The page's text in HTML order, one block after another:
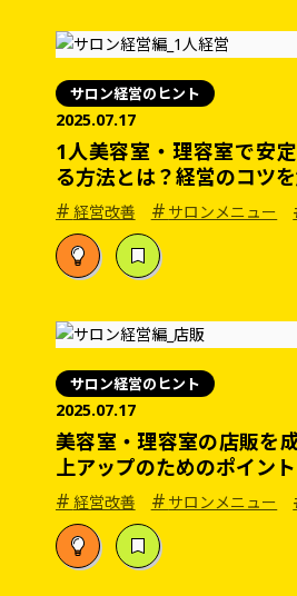
サロン経営のヒント
2025.07.17
1人美容室・理容室で安
る方法とは？経営のコツ
# 経営改善 # サロンメニュー
サロン経営のヒント
2025.07.17
美容室・理容室の店販を
上アップのためのポイン
# 経営改善 # サロンメニュー